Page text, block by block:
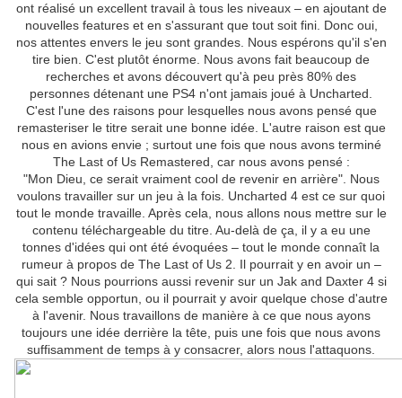
ont réalisé un excellent travail à tous les niveaux – en ajoutant de
nouvelles features et en s'assurant que tout soit fini. Donc oui,
nos attentes envers le jeu sont grandes. Nous espérons qu'il s'en
tire bien. C'est plutôt énorme. Nous avons fait beaucoup de
recherches et avons découvert qu'à peu près 80% des
personnes détenant une PS4 n'ont jamais joué à Uncharted.
C'est l'une des raisons pour lesquelles nous avons pensé que
remasteriser le titre serait une bonne idée. L'autre raison est que
nous en avions envie ; surtout une fois que nous avons terminé
The Last of Us Remastered, car nous avons pensé :
"Mon Dieu, ce serait vraiment cool de revenir en arrière". Nous
voulons travailler sur un jeu à la fois. Uncharted 4 est ce sur quoi
tout le monde travaille. Après cela, nous allons nous mettre sur le
contenu téléchargeable du titre. Au-delà de ça, il y a eu une
tonnes d'idées qui ont été évoquées – tout le monde connaît la
rumeur à propos de The Last of Us 2. Il pourrait y en avoir un –
qui sait ? Nous pourrions aussi revenir sur un Jak and Daxter 4 si
cela semble opportun, ou il pourrait y avoir quelque chose d'autre
à l'avenir. Nous travaillons de manière à ce que nous ayons
toujours une idée derrière la tête, puis une fois que nous avons
suffisamment de temps à y consacrer, alors nous l'attaquons.